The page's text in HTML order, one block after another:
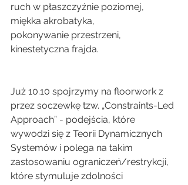
ruch w płaszczyźnie poziomej,
miękka akrobatyka,
pokonywanie przestrzeni,
kinestetyczna frajda.
Już 10.10 spojrzymy na floorwork z
przez soczewkę tzw. „Constraints-Led
Approach” - podejścia, które
wywodzi się z Teorii Dynamicznych
Systemów i polega na takim
zastosowaniu ograniczeń/restrykcji,
które stymuluje zdolności